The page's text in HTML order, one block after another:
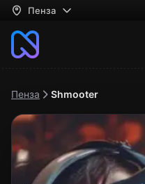
Пенза
Пенза Shmooter